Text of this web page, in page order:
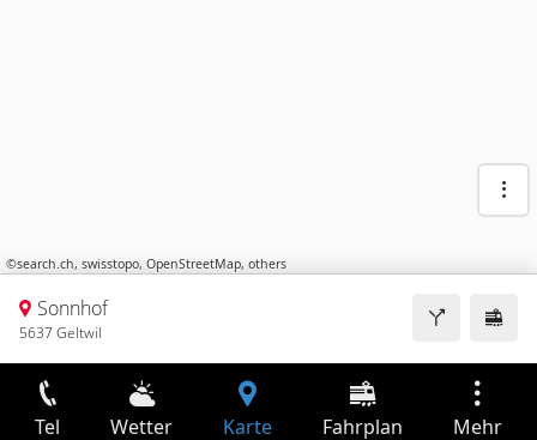
©search.ch, swisstopo, OpenStreetMap, others
Sonnhof
5637 Geltwil
Tel Wetter Karte Fahrplan Mehr